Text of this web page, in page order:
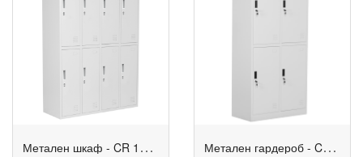
М
етален шкаф - CR 1276 K М
етален гардероб - CR-1251 K сив